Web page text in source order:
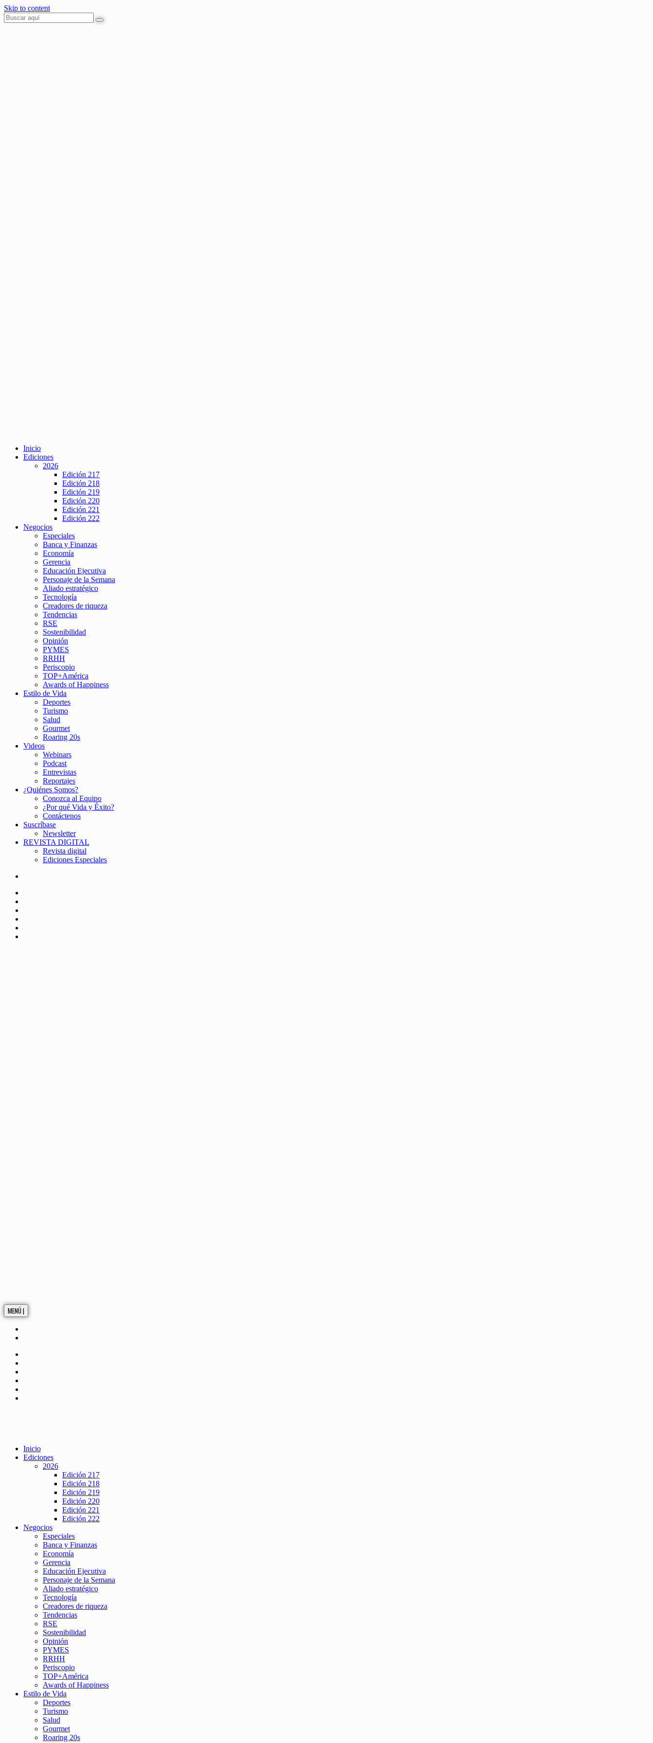
Skip to content
Inicio
Ediciones
2026
Edición 217
Edición 218
Edición 219
Edición 220
Edición 221
Edición 222
Negocios
Especiales
Banca y Finanzas
Economía
Gerencia
Educación Ejecutiva
Personaje de la Semana
Aliado estratégico
Tecnología
Creadores de riqueza
Tendencias
RSE
Sostenibilidad
Opinión
PYMES
RRHH
Periscopio
TOP+América
Awards of Happiness
Estilo de Vida
Deportes
Turismo
Salud
Gourmet
Roaring 20s
Videos
Webinars
Podcast
Entrevistas
Reportajes
¿Quiénes Somos?
Conozca al Equipo
¿Por qué Vida y Éxito?
Contáctenos
Suscríbase
Newsletter
REVISTA DIGITAL
Revista digital
Ediciones Especiales
MENÚ |
Inicio
Ediciones
2026
Edición 217
Edición 218
Edición 219
Edición 220
Edición 221
Edición 222
Negocios
Especiales
Banca y Finanzas
Economía
Gerencia
Educación Ejecutiva
Personaje de la Semana
Aliado estratégico
Tecnología
Creadores de riqueza
Tendencias
RSE
Sostenibilidad
Opinión
PYMES
RRHH
Periscopio
TOP+América
Awards of Happiness
Estilo de Vida
Deportes
Turismo
Salud
Gourmet
Roaring 20s